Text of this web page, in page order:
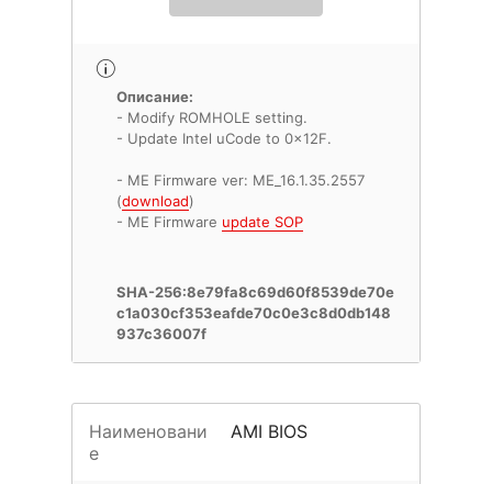
Описание:
- Modify ROMHOLE setting.
- Update Intel uCode to 0x12F.
- ME Firmware ver: ME_16.1.35.2557
(download)
- ME Firmware update SOP
SHA-256:8e79fa8c69d60f8539de70e
c1a030cf353eafde70c0e3c8d0db148
937c36007f
Наименовани
е
AMI BIOS